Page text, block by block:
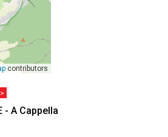
contributors
- A Cappella koncerty